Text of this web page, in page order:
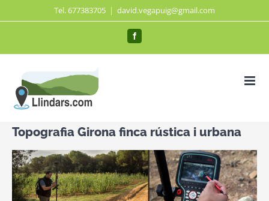
al
Tel. 677383705 | david.vegapuig@gmail.com
Facebook
Topografia Girona finca rústica i urbana